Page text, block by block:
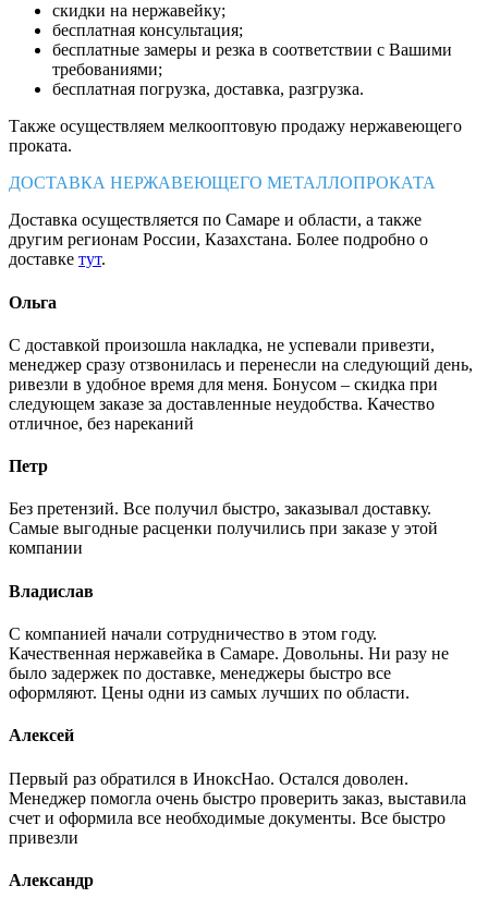
скидки на нержавейку;
бесплатная консультация;
бесплатные замеры и резка в соответствии с Вашими
требованиями;
бесплатная погрузка, доставка, разгрузка.
Также осуществляем мелкооптовую продажу нержавеющего
проката.
ДОСТАВКА НЕРЖАВЕЮЩЕГО МЕТАЛЛОПРОКАТА
Доставка осуществляется по Самаре и области, а также
другим регионам России, Казахстана. Более подробно о
доставке тут.
Ольга
С доставкой произошла накладка, не успевали привезти,
менеджер сразу отзвонилась и перенесли на следующий день,
ривезли в удобное время для меня. Бонусом – скидка при
следующем заказе за доставленные неудобства. Качество
отличное, без нареканий
Петр
Без претензий. Все получил быстро, заказывал доставку.
Самые выгодные расценки получились при заказе у этой
компании
Владислав
С компанией начали сотрудничество в этом году.
Качественная нержавейка в Самаре. Довольны. Ни разу не
было задержек по доставке, менеджеры быстро все
оформляют. Цены одни из самых лучших по области.
Алексей
Первый раз обратился в ИноксНао. Остался доволен.
Менеджер помогла очень быстро проверить заказ, выставила
счет и оформила все необходимые документы. Все быстро
привезли
Александр